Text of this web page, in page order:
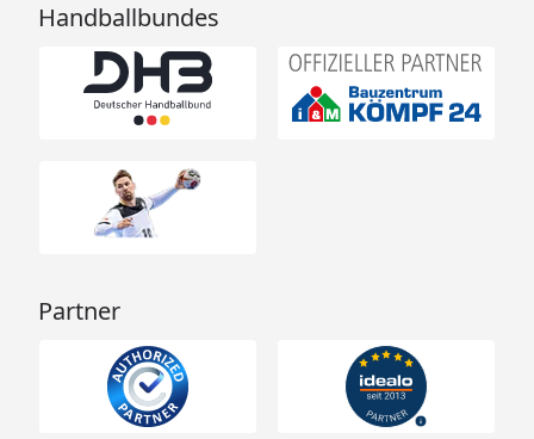
Handballbundes
Partner